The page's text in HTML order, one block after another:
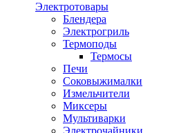
Электротовары
Блендера
Электрогриль
Термоподы
Термосы
Печи
Соковыжималки
Измельчители
Миксеры
Мультиварки
Электрочайники